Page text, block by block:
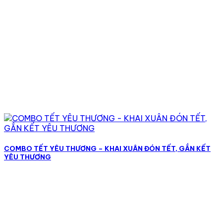
COMBO TẾT YÊU THƯƠNG – KHAI XUÂN ĐÓN TẾT, GẮN KẾT
YÊU THƯƠNG